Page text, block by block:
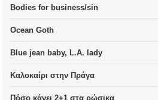
Bodies for business/sin
Ocean Goth
Blue jean baby, L.A. lady
Καλοκαίρι στην Πράγα
Πόσο κάνει 2+1 στα ρώσικα